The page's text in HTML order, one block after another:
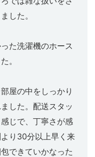
した。
た洗濯機のホース
。
屋の中をしっかり
した。配送スタッ
じで、丁寧さが感
り30分以上早く来
できていかなった